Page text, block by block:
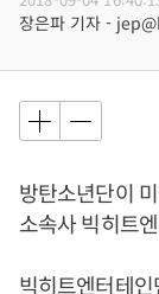
장은파 기자 -
방탄소년단이
소속사 빅히트
빅히트엔터테